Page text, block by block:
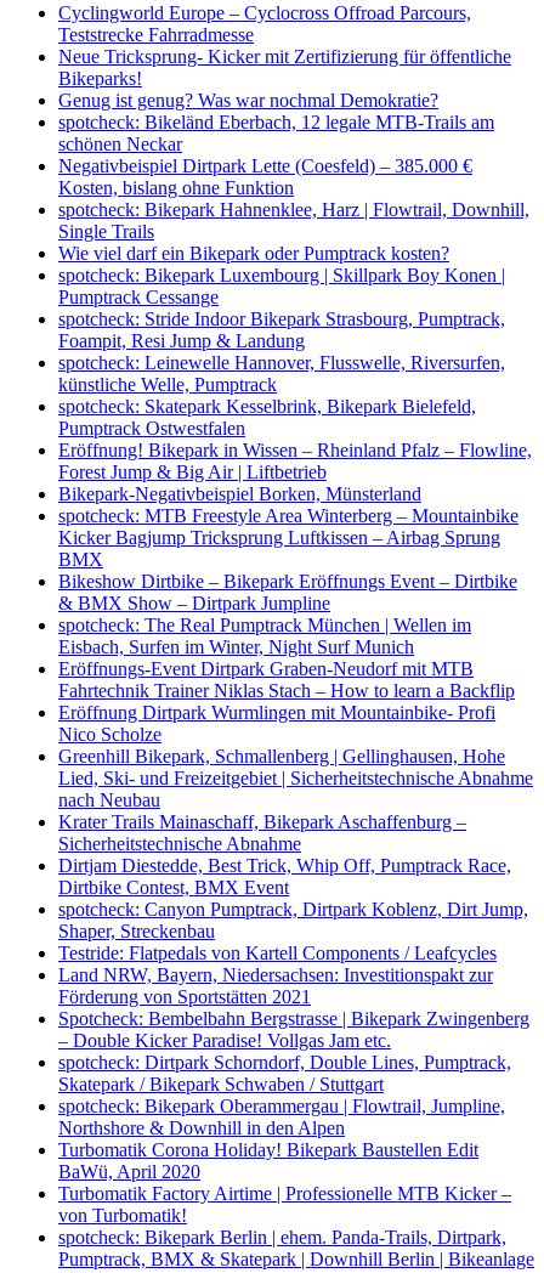
Cyclingworld Europe – Cyclocross Offroad Parcours,
Teststrecke Fahrradmesse
Neue Tricksprung- Kicker mit Zertifizierung für öffentliche
Bikeparks!
Genug ist genug? Was war nochmal Demokratie?
spotcheck: Bikeländ Eberbach, 12 legale MTB-Trails am
schönen Neckar
Negativbeispiel Dirtpark Lette (Coesfeld) – 385.000 €
Kosten, bislang ohne Funktion
spotcheck: Bikepark Hahnenklee, Harz | Flowtrail, Downhill,
Single Trails
Wie viel darf ein Bikepark oder Pumptrack kosten?
spotcheck: Bikepark Luxembourg | Skillpark Boy Konen |
Pumptrack Cessange
spotcheck: Stride Indoor Bikepark Strasbourg, Pumptrack,
Foampit, Resi Jump & Landung
spotcheck: Leinewelle Hannover, Flusswelle, Riversurfen,
künstliche Welle, Pumptrack
spotcheck: Skatepark Kesselbrink, Bikepark Bielefeld,
Pumptrack Ostwestfalen
Eröffnung! Bikepark in Wissen – Rheinland Pfalz – Flowline,
Forest Jump & Big Air | Liftbetrieb
Bikepark-Negativbeispiel Borken, Münsterland
spotcheck: MTB Freestyle Area Winterberg – Mountainbike
Kicker Bagjump Tricksprung Luftkissen – Airbag Sprung
BMX
Bikeshow Dirtbike – Bikepark Eröffnungs Event – Dirtbike
& BMX Show – Dirtpark Jumpline
spotcheck: The Real Pumptrack München | Wellen im
Eisbach, Surfen im Winter, Night Surf Munich
Eröffnungs-Event Dirtpark Graben-Neudorf mit MTB
Fahrtechnik Trainer Niklas Stach – How to learn a Backflip
Eröffnung Dirtpark Wurmlingen mit Mountainbike- Profi
Nico Scholze
Greenhill Bikepark, Schmallenberg | Gellinghausen, Hohe
Lied, Ski- und Freizeitgebiet | Sicherheitstechnische Abnahme
nach Neubau
Krater Trails Mainaschaff, Bikepark Aschaffenburg –
Sicherheitstechnische Abnahme
Dirtjam Diestedde, Best Trick, Whip Off, Pumptrack Race,
Dirtbike Contest, BMX Event
spotcheck: Canyon Pumptrack, Dirtpark Koblenz, Dirt Jump,
Shaper, Streckenbau
Testride: Flatpedals von Kartell Components / Leafcycles
Land NRW, Bayern, Niedersachsen: Investitionspakt zur
Förderung von Sportstätten 2021
Spotcheck: Bembelbahn Bergstrasse | Bikepark Zwingenberg
– Double Kicker Paradise! Vollgas Jam etc.
spotcheck: Dirtpark Schorndorf, Double Lines, Pumptrack,
Skatepark / Bikepark Schwaben / Stuttgart
spotcheck: Bikepark Oberammergau | Flowtrail, Jumpline,
Northshore & Downhill in den Alpen
Turbomatik Corona Holiday! Bikepark Baustellen Edit
BaWü, April 2020
Turbomatik Factory Airtime | Professionelle MTB Kicker –
von Turbomatik!
spotcheck: Bikepark Berlin | ehem. Panda-Trails, Dirtpark,
Pumptrack, BMX & Skatepark | Downhill Berlin | Bikeanlage